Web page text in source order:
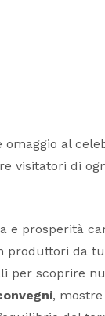
omaggio al
visitatori di
e prosperità
produttori da
per scoprire
,